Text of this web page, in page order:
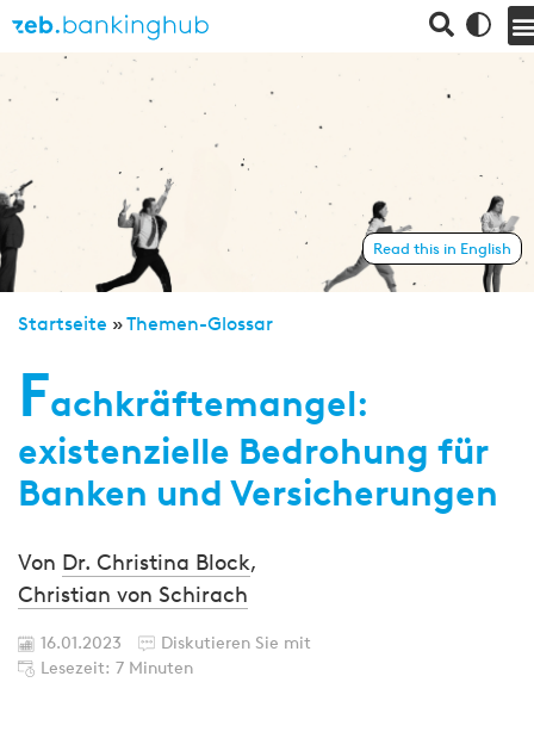
Startseite »Themen-Glossar
Read this in English
Fachkräftemangel:
existenzielle Bedrohung für
Banken und Versicherungen
Von Dr. Christina Block,
Christian von Schirach
16.01.2023
Diskutieren Sie mit
Lesezeit: 7 Minuten